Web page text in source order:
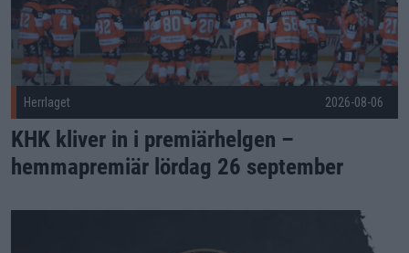
Herrlaget 2026-08-06
KHK kliver in i premiärhelgen –
hemmapremiär lördag 26 september
Oskar Hassel förlänger kontraktet med Karlskrona HK